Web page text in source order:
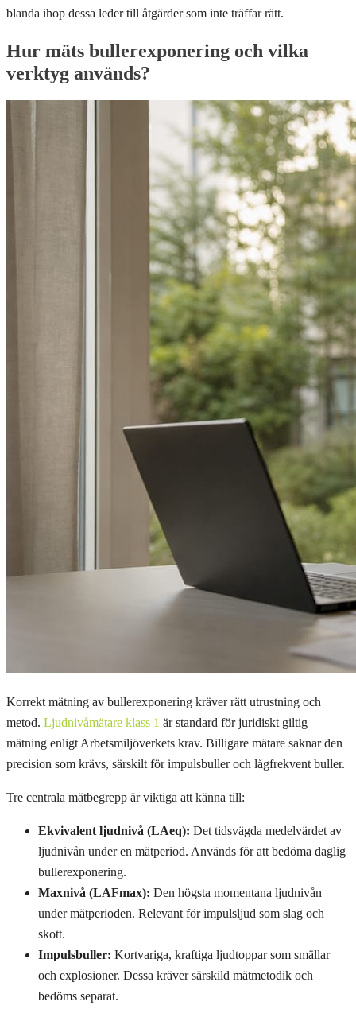
blanda ihop dessa leder till åtgärder som inte träffar rätt.
Hur mäts bullerexponering och vilka
verktyg används?
Korrekt mätning av bullerexponering kräver rätt utrustning och
metod. Ljudnivåmätare klass 1 är standard för juridiskt giltig
mätning enligt Arbetsmiljöverkets krav. Billigare mätare saknar den
precision som krävs, särskilt för impulsbuller och lågfrekvent buller.
Tre centrala mätbegrepp är viktiga att känna till:
Ekvivalent ljudnivå (LAeq): Det tidsvägda medelvärdet av
ljudnivån under en mätperiod. Används för att bedöma daglig
bullerexponering.
Maxnivå (LAFmax): Den högsta momentana ljudnivån
under mätperioden. Relevant för impulsljud som slag och
skott.
Impulsbuller: Kortvariga, kraftiga ljudtoppar som smällar
och explosioner. Dessa kräver särskild mätmetodik och
bedöms separat.